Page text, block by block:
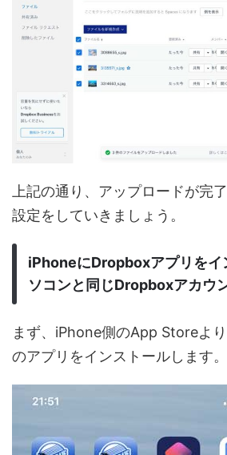
上記の通り、アップロードが完
設定をしていきましょう。
iPhoneにDropboxアプリをイ
ソコンと同じDropboxアカウ
まず、iPhone側のApp Storeよ
のアプリをインストールします。